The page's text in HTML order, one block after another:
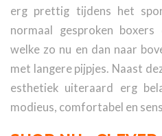
erg prettig tijdens het
normaal gesproken
welke zo nu en dan naar
met langere pijpjes. Naast
esthetiek uiteraard erg
modieus, comfortabel en